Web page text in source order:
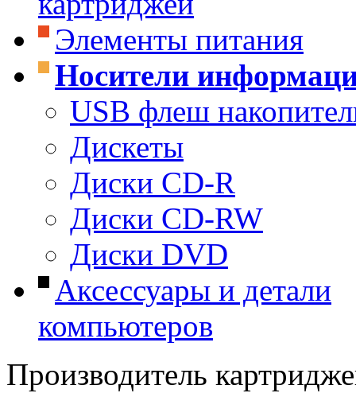
Элементы питания
Носители
USB флеш
Дискеты
Диски CD-R
Диски CD-RW
Диски DVD
Аксессуары и детали
компьютеров
Производитель